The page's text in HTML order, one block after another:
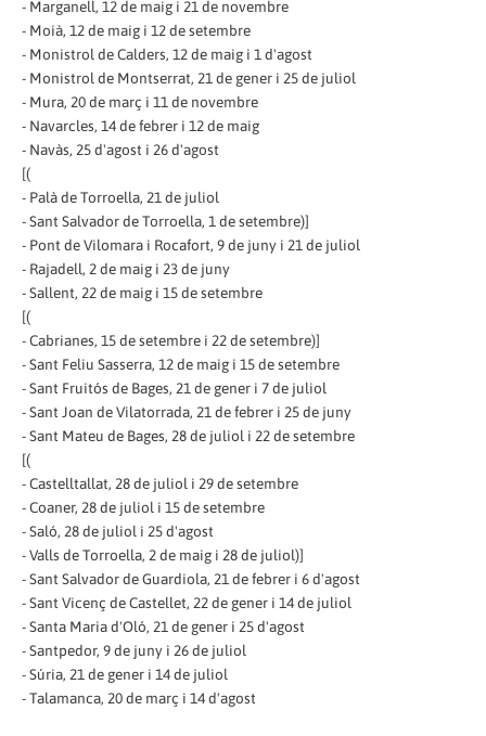
- Marganell, 12 de maig i 21 de novembre
- Moià, 12 de maig i 12 de setembre
- Monistrol de Calders, 12 de maig i 1 d'agost
- Monistrol de Montserrat, 21 de gener i 25 de juliol
- Mura, 20 de març i 11 de novembre
- Navarcles, 14 de febrer i 12 de maig
- Navàs, 25 d'agost i 26 d'agost
[(
- Palà de Torroella, 21 de juliol
- Sant Salvador de Torroella, 1 de setembre)]
- Pont de Vilomara i Rocafort, 9 de juny i 21 de juliol
- Rajadell, 2 de maig i 23 de juny
- Sallent, 22 de maig i 15 de setembre
[(
- Cabrianes, 15 de setembre i 22 de setembre)]
- Sant Feliu Sasserra, 12 de maig i 15 de setembre
- Sant Fruitós de Bages, 21 de gener i 7 de juliol
- Sant Joan de Vilatorrada, 21 de febrer i 25 de juny
- Sant Mateu de Bages, 28 de juliol i 22 de setembre
[(
- Castelltallat, 28 de juliol i 29 de setembre
- Coaner, 28 de juliol i 15 de setembre
- Saló, 28 de juliol i 25 d'agost
- Valls de Torroella, 2 de maig i 28 de juliol)]
- Sant Salvador de Guardiola, 21 de febrer i 6 d'agost
- Sant Vicenç de Castellet, 22 de gener i 14 de juliol
- Santa Maria d'Oló, 21 de gener i 25 d'agost
- Santpedor, 9 de juny i 26 de juliol
- Súria, 21 de gener i 14 de juliol
- Talamanca, 20 de març i 14 d'agost